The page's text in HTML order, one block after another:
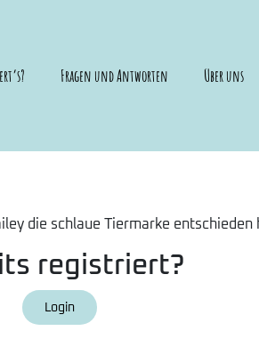
Fragen und Antworten Über uns
die schlaue Tiermarke entschieden
registriert?
Login